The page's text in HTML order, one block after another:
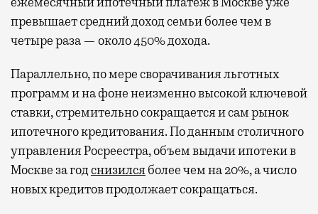
превышает средний доход семьи более чем в
четыре раза — около 450% дохода.
Параллельно, по мере сворачивания льготных
программ и на фоне неизменно высокой ключевой
ставки, стремительно сокращается и сам рынок
ипотечного кредитования. По данным столичного
управления Росреестра, объем выдачи ипотеки в
Москве за годснизилсяболее чем на 20%, а число
новых кредитов продолжает сокращаться.